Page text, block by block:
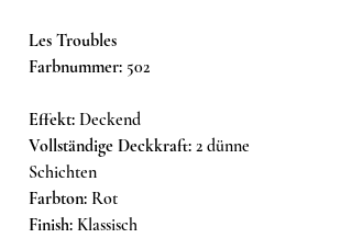
Les Troubles
Farbnummer: 502
Effekt: Deckend
Vollständige Deckkraft: 2 dünne
Schichten
Farbton: Rot
Finish: Klassisch